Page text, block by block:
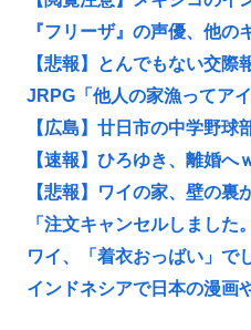
『フリーザ』の声優、他の
【悲報】とんでもない交際
JRPG「他人の家漁ってア
【広島】廿日市の中学野
【速報】ひろゆき、離婚へ
【悲報】ワイの家、壁の裏
「注文キャンセルしました
ワイ、「着衣おっばい」で
インドネシアで日本の漫画